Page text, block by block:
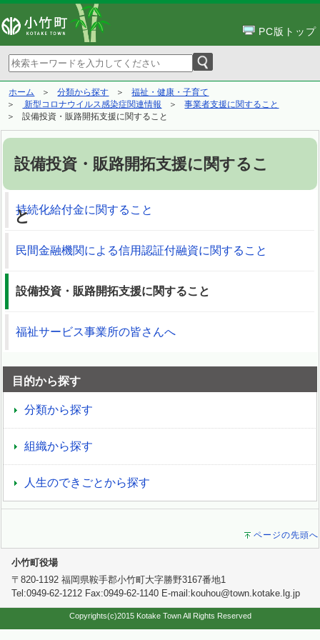
PC版トップ
ホーム 分類から探す
福祉・健康・子育て
新型コロナウイルス感染症関連情報
事業者支援に関すること
設備投資・販路開拓支援に関すること
設備投資・販路開拓支援に関するこ
と
持続化給付金に関すること
民間金融機関による信用認証付融資に関すること
設備投資・販路開拓支援に関すること
福祉サービス事業所の皆さんへ
目的から探す
分類から探す
組織から探す
人生のできごとから探す
ページの先頭へ
小竹町役場
〒820-1192 福岡県鞍手郡小竹町大字勝野3167番地1
Tel:0949-62-1212 Fax:0949-62-1140 E-mail:kouhou@town.kotake.lg.jp
Copyrights(c)2015 Kotake Town All Rights Reserved